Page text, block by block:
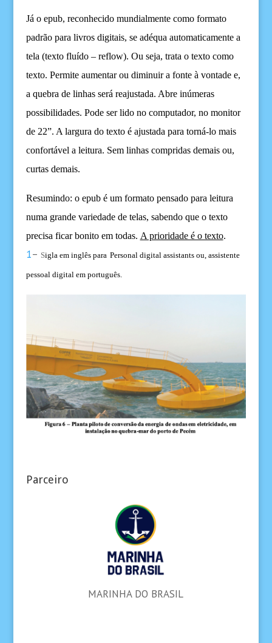
Já o epub, reconhecido mundialmente como formato
padrão para livros digitais, se adéqua automaticamente a
tela (texto fluído – reflow). Ou seja, trata o texto como
texto. Permite aumentar ou diminuir a fonte à vontade e,
a quebra de linhas será reajustada. Abre inúmeras
possibilidades. Pode ser lido no computador, no monitor
de 22”. A largura do texto é ajustada para torná-lo mais
confortável a leitura. Sem linhas compridas demais ou,
curtas demais.
Resumindo: o epub é um formato pensado para leitura
numa grande variedade de telas, sabendo que o texto
precisa ficar bonito em todas. A prioridade é o texto.
1– Sigla em inglês para Personal digital assistants ou, assistente
pessoal digital em português.
Parceiro
MARINHA DO BRASIL